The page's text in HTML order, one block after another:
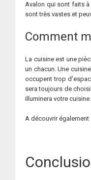
Avalon qui sont faits
sont très vastes et
Comment
La cuisine est une
un chacun. Une
occupent trop
sera toujours de
illuminera votre cuisine.
A découvrir également